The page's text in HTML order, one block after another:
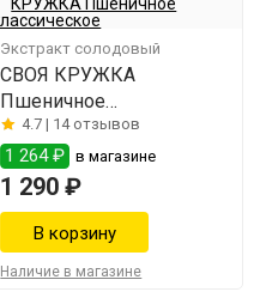
Экстракт солодовый
СВОЯ КРУЖКА
Пшеничное
классическое
4.7 | 14 отзывов
1 264 ₽ в магазине
1 290 ₽
Наличие в магазине